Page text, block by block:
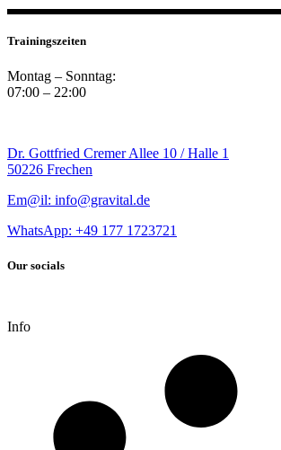
Trainingszeiten
Montag – Sonntag:
07:00 – 22:00
Dr. Gottfried Cremer Allee 10 / Halle 1
50226 Frechen
Em@il: info@gravital.de
WhatsApp: +49 177 1723721
Our socials
Info